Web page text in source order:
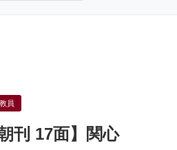
員
刊 17面】関心